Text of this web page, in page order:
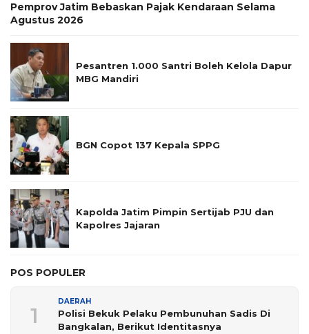
Pemprov Jatim Bebaskan Pajak Kendaraan Selama
Agustus 2026
Pesantren 1.000 Santri Boleh Kelola Dapur
MBG Mandiri
BGN Copot 137 Kepala SPPG
Kapolda Jatim Pimpin Sertijab PJU dan
Kapolres Jajaran
POS POPULER
1
DAERAH
Polisi Bekuk Pelaku Pembunuhan Sadis Di
Bangkalan, Berikut Identitasnya